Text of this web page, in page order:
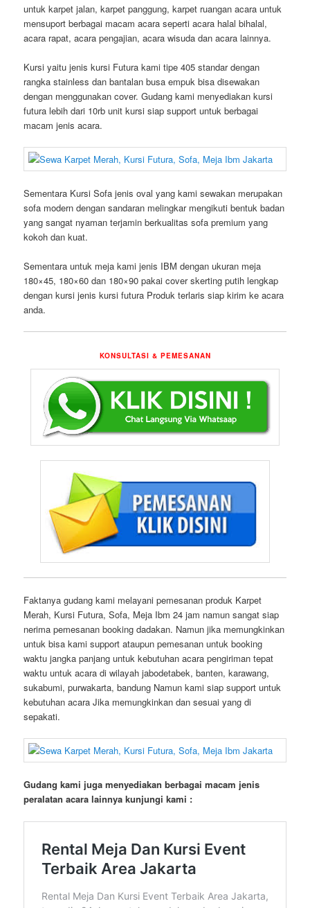
untuk karpet jalan, karpet panggung, karpet ruangan acara untuk
mensuport berbagai macam acara seperti acara halal bihalal,
acara rapat, acara pengajian, acara wisuda dan acara lainnya.
Kursi yaitu jenis kursi Futura kami tipe 405 standar dengan
rangka stainless dan bantalan busa empuk bisa disewakan
dengan menggunakan cover. Gudang kami menyediakan kursi
futura lebih dari 10rb unit kursi siap support untuk berbagai
macam jenis acara.
Sementara Kursi Sofa jenis oval yang kami sewakan merupakan
sofa modern dengan sandaran melingkar mengikuti bentuk badan
yang sangat nyaman terjamin berkualitas sofa premium yang
kokoh dan kuat.
Sementara untuk meja kami jenis IBM dengan ukuran meja
180×45, 180×60 dan 180×90 pakai cover skerting putih lengkap
dengan kursi jenis kursi futura Produk terlaris siap kirim ke acara
anda.
KONSULTASI & PEMESANAN
Faktanya gudang kami melayani pemesanan produk Karpet
Merah, Kursi Futura, Sofa, Meja Ibm 24 jam namun sangat siap
nerima pemesanan booking dadakan. Namun jika memungkinkan
untuk bisa kami support ataupun pemesanan untuk booking
waktu jangka panjang untuk kebutuhan acara pengiriman tepat
waktu untuk acara di wilayah jabodetabek, banten, karawang,
sukabumi, purwakarta, bandung Namun kami siap support untuk
kebutuhan acara Jika memungkinkan dan sesuai yang di
sepakati.
Gudang kami juga menyediakan berbagai macam jenis
peralatan acara lainnya kunjungi kami :